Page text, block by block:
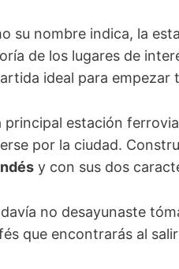
su nombre indica, la
de los lugares de
ideal para empezar
principal estación
por la ciudad.
y con sus dos
no desayunaste
que encontrarás al